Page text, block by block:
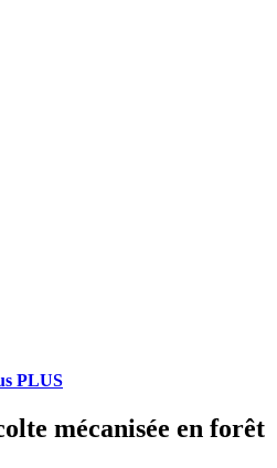
PLUS
mécanisée en forêt